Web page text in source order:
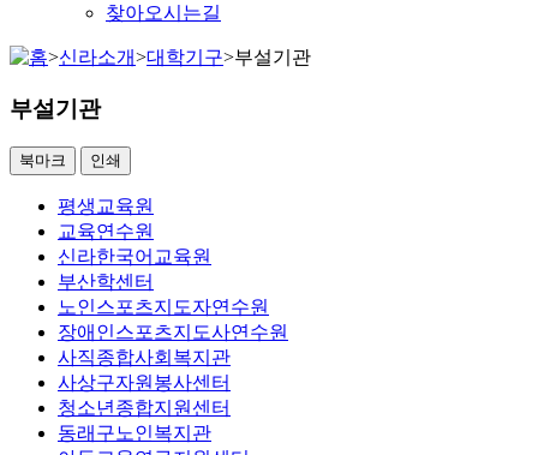
찾아오시는길
>신라소개>대학기구>부설기관
부설기관
북마크 인쇄
평생교육원
교육연수원
신라한국어교육원
부산학센터
노인스포츠지도자연수원
장애인스포츠지도사연수원
사직종합사회복지관
사상구자원봉사센터
청소년종합지원센터
동래구노인복지관